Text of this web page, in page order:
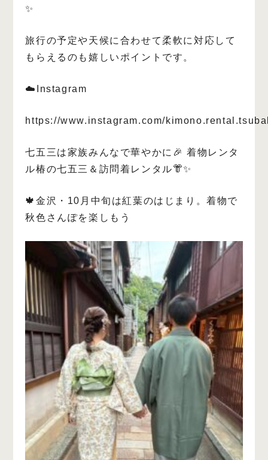
✨
旅行の予定や天候に合わせて柔軟に対応して
もらえるのも嬉しいポイントです。
☁️Instagram
https://www.instagram.com/
七五三は家族みんなで華やかに🎉 着物レンタ
ル椿の七五三＆訪問着レンタル👘✨
🍁金沢・10月中旬は紅葉のはじまり。着物で
秋色さんぽを楽しもう